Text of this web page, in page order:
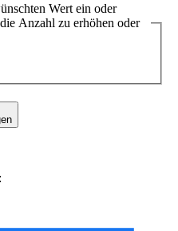
Wert ein oder
Anzahl zu erhöhen oder